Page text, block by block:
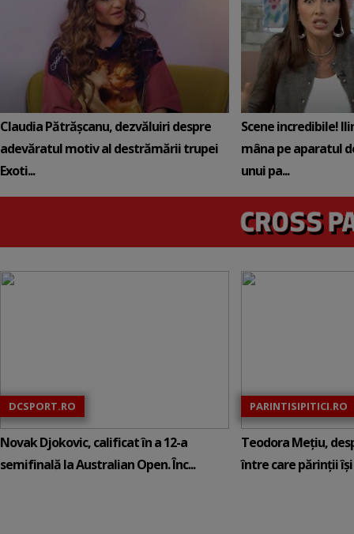
Claudia Pătrășcanu, dezvăluiri despre
adevăratul motiv al destrămării trupei
Exoti...
Scene incredibile!
mâna pe aparatul
unui pa...
DCSPORT.RO
Novak Djokovic, calificat în a 12-a
semifinală la Australian Open. Înc...
PARINTISIPITICI.RO
Teodora Mețiu,
între care părinții își